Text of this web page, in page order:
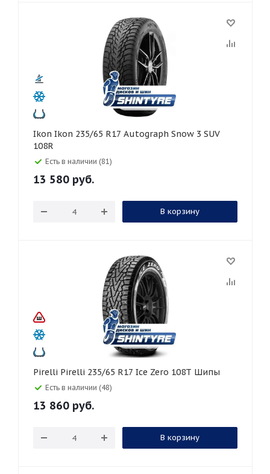
Ikon Ikon 235/65 R17 Autograph Snow 3 SUV
108R
Есть в наличии (81)
13 580 руб.
В корзину
Pirelli Pirelli 235/65 R17 Ice Zero 108T Шипы
Есть в наличии (48)
13 860 руб.
В корзину